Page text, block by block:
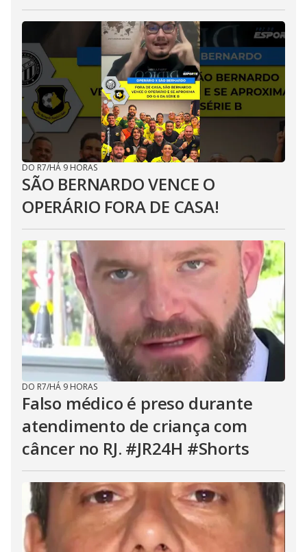
DO R7/HÁ 9 HORAS
SÃO BERNARDO VENCE O
OPERÁRIO FORA DE CASA!
DO R7/HÁ 9 HORAS
Falso médico é preso durante
atendimento de criança com
câncer no RJ. #JR24H #Shorts